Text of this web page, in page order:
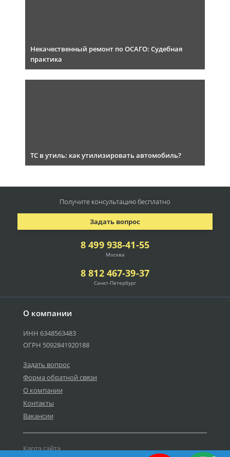
Некачественный ремонт по ОСАГО: Судебная
практика
ТС в утиль: как утилизировать автомобиль?
О компании
ИНН 6348563483
ОГРН 5092841920188
Задать вопрос
Форма обратной связи
О компании
Контакты
Вакансии
Карта сайта
8 499 938-41-55
Москва
8 812 467-39-37
Санкт-Петербург
Задать вопрос
Получите консультациюбесплатно